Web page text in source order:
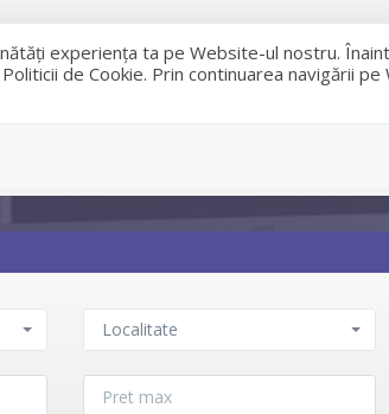
experiența ta pe Website-ul nostru.
de Cookie. Prin continuarea navigării
Localitate